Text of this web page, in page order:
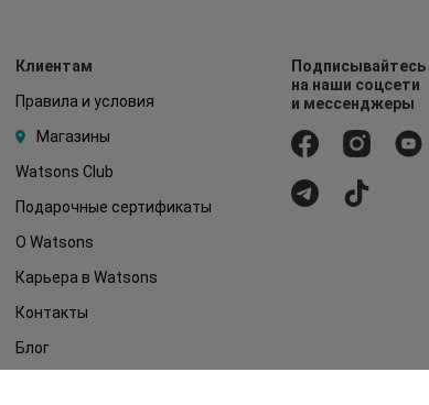
Клиентам
Правила и условия
Магазины
Watsons Club
Подарочные сертификаты
О Watsons
Карьера в Watsons
Контакты
Блог
Подписывайтесь
на наши соцсети
и мессенджеры